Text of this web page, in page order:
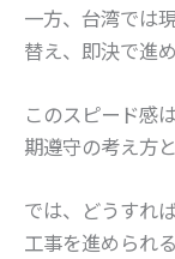
一方、台湾では
替え、即決で進
このスピード感
期遵守の考え方
では、どうすれ
工事を進められ